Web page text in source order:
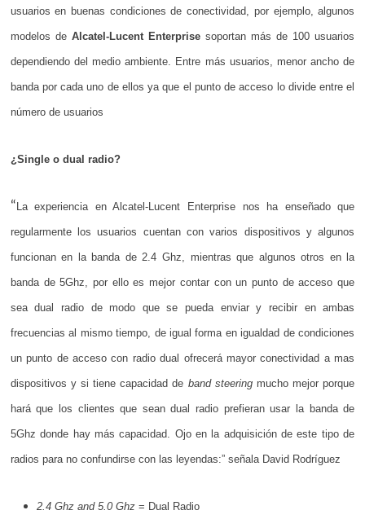
usuarios en buenas condiciones de conectividad, por ejemplo, algunos
modelos de Alcatel-Lucent Enterprisesoportan más de 100 usuarios
dependiendo del medio ambiente. Entre más usuarios, menor ancho de
banda por cada uno de ellos ya que el punto de acceso lo divide entre el
número de usuarios
¿Single o dual radio?
“ La experiencia en Alcatel-Lucent Enterprise nos ha enseñado que
regularmente los usuarios cuentan con varios dispositivos y algunos
funcionan en la banda de 2.4 Ghz, mientras que algunos otros en la
banda de 5Ghz, por ello es mejor contar con un punto de acceso que
sea dual radio de modo que se pueda enviar y recibir en ambas
frecuencias al mismo tiempo, de igual forma en igualdad de condiciones
un punto de acceso con radio dual ofrecerá mayor conectividad a mas
dispositivos y si tiene capacidad de band steeringmucho mejor porque
hará que los clientes que sean dual radio prefieran usar la banda de
5Ghz donde hay más capacidad. Ojo en la adquisición de este tipo de
radios para no confundirse con las leyendas:” señala David Rodríguez
2.4 Ghz and 5.0 Ghz= Dual Radio